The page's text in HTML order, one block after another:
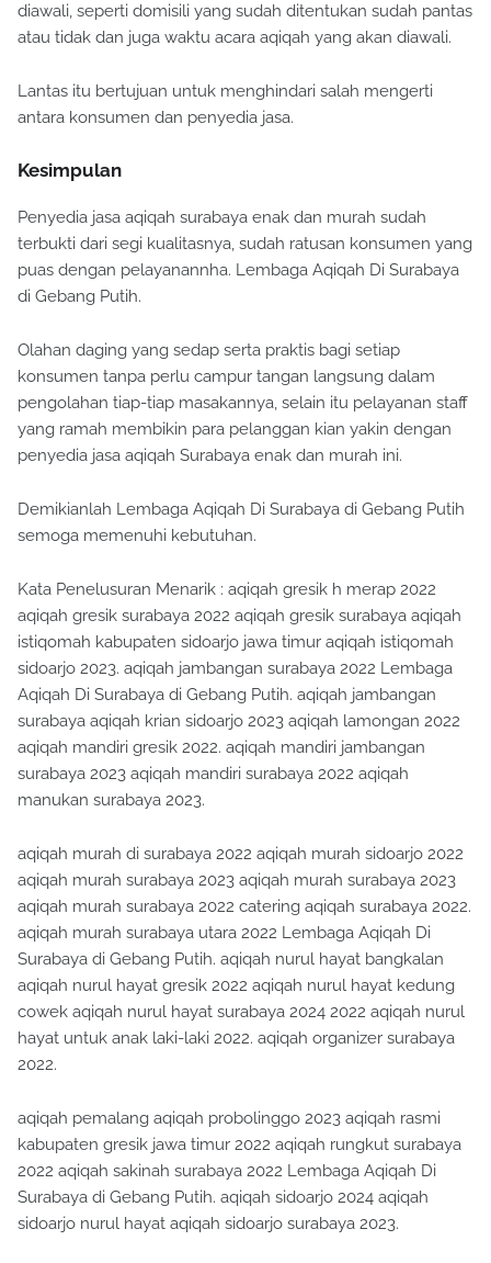
diawali, seperti domisili yang sudah ditentukan sudah pantas
atau tidak dan juga waktu acara aqiqah yang akan diawali.
Lantas itu bertujuan untuk menghindari salah mengerti
antara konsumen dan penyedia jasa.
Kesimpulan
Penyedia jasa aqiqah surabaya enak dan murah sudah
terbukti dari segi kualitasnya, sudah ratusan konsumen yang
puas dengan pelayanannha. Lembaga Aqiqah Di Surabaya
di Gebang Putih.
Olahan daging yang sedap serta praktis bagi setiap
konsumen tanpa perlu campur tangan langsung dalam
pengolahan tiap-tiap masakannya, selain itu pelayanan staff
yang ramah membikin para pelanggan kian yakin dengan
penyedia jasa aqiqah Surabaya enak dan murah ini.
Demikianlah Lembaga Aqiqah Di Surabaya di Gebang Putih
semoga memenuhi kebutuhan.
Kata Penelusuran Menarik : aqiqah gresik h merap 2022
aqiqah gresik surabaya 2022 aqiqah gresik surabaya aqiqah
istiqomah kabupaten sidoarjo jawa timur aqiqah istiqomah
sidoarjo 2023. aqiqah jambangan surabaya 2022 Lembaga
Aqiqah Di Surabaya di Gebang Putih. aqiqah jambangan
surabaya aqiqah krian sidoarjo 2023 aqiqah lamongan 2022
aqiqah mandiri gresik 2022. aqiqah mandiri jambangan
surabaya 2023 aqiqah mandiri surabaya 2022 aqiqah
manukan surabaya 2023.
aqiqah murah di surabaya 2022 aqiqah murah sidoarjo 2022
aqiqah murah surabaya 2023 aqiqah murah surabaya 2023
aqiqah murah surabaya 2022 catering aqiqah surabaya 2022.
aqiqah murah surabaya utara 2022 Lembaga Aqiqah Di
Surabaya di Gebang Putih. aqiqah nurul hayat bangkalan
aqiqah nurul hayat gresik 2022 aqiqah nurul hayat kedung
cowek aqiqah nurul hayat surabaya 2024 2022 aqiqah nurul
hayat untuk anak laki-laki 2022. aqiqah organizer surabaya
2022.
aqiqah pemalang aqiqah probolinggo 2023 aqiqah rasmi
kabupaten gresik jawa timur 2022 aqiqah rungkut surabaya
2022 aqiqah sakinah surabaya 2022 Lembaga Aqiqah Di
Surabaya di Gebang Putih. aqiqah sidoarjo 2024 aqiqah
sidoarjo nurul hayat aqiqah sidoarjo surabaya 2023.